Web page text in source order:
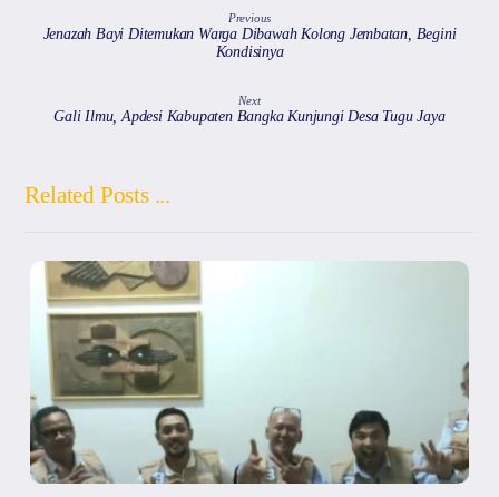
Previous
Jenazah Bayi Ditemukan Warga Dibawah Kolong Jembatan, Begini
Kondisinya
Next
Gali Ilmu, Apdesi Kabupaten Bangka Kunjungi Desa Tugu Jaya
Related Posts ...